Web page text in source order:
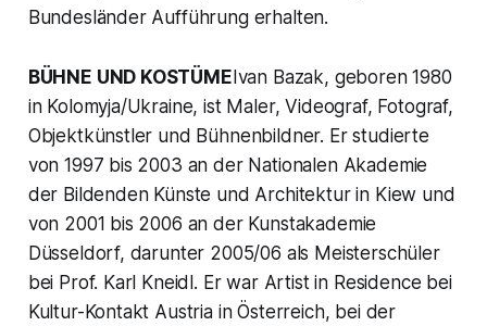
Bundesländer Aufführung erhalten.
BÜHNE UND KOSTÜMEIvan Bazak, geboren 1980
in Kolomyja/Ukraine, ist Maler, Videograf, Fotograf,
Objektkünstler und Bühnenbildner. Er studierte
von 1997 bis 2003 an der Nationalen Akademie
der Bildenden Künste und Architektur in Kiew und
von 2001 bis 2006 an der Kunstakademie
Düsseldorf, darunter 2005/06 als Meisterschüler
bei Prof. Karl Kneidl. Er war Artist in Residence bei
Kultur-Kontakt Austria in Österreich, bei der